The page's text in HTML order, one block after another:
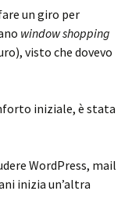
un giro per
window shopping
visto che dovevo
iniziale, è stata
WordPress, mail
inizia un’altra